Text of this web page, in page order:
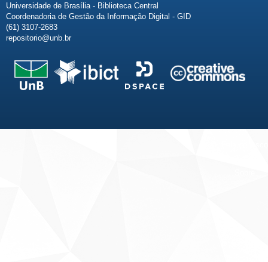
Universidade de Brasília - Biblioteca Central
Coordenadoria de Gestão da Informação Digital - GID
(61) 3107-2683
repositorio@unb.br